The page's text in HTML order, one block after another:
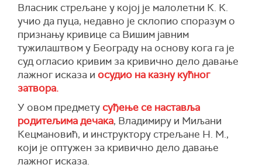
Власник стрељане у којој је малолетни К. К.
учио да пуца, недавно је склопио споразум о
признању кривице са Вишим јавним
тужилаштвом у Београду на основу кога га је
суд огласио кривим за кривично дело давање
лажног исказа и осудио на казну кућног
затвора.
У овом предмету суђење се наставља
родитељима дечака, Владимиру и Миљани
Кецмановић, и инструктору стрељане Н. М.,
који је оптужен за кривично дело давање
лажног исказа.